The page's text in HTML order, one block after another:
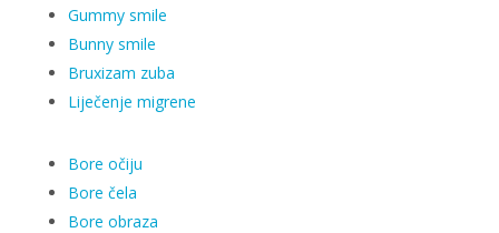
Gummy smile
Bunny smile
Bruxizam zuba
Liječenje migrene
Bore očiju
Bore čela
Bore obraza